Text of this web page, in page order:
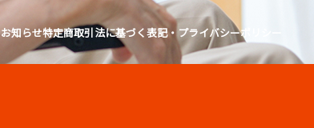
お知らせ特定商取引法に基づく表記・プライバシーポリシー